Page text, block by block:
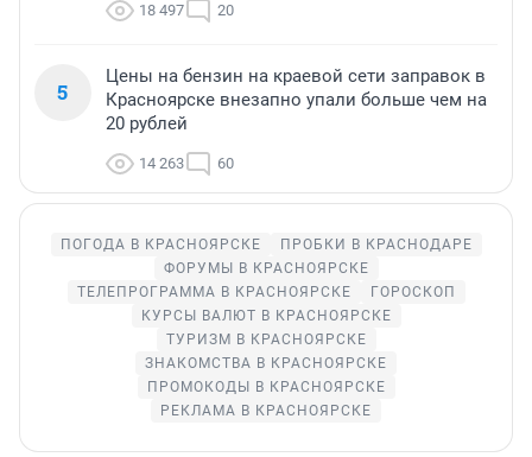
18 497 20
5
Цены на бензин на краевой сети заправок в
Красноярске внезапно упали больше чем на
20 рублей
14 263 60
ПОГОДА В КРАСНОЯРСКЕ
ПРОБКИ В КРАСНОДАРЕ
ФОРУМЫ В КРАСНОЯРСКЕ
ТЕЛЕПРОГРАММА В КРАСНОЯРСКЕ
ГОРОСКОП
КУРСЫ ВАЛЮТ В КРАСНОЯРСКЕ
ТУРИЗМ В КРАСНОЯРСКЕ
ЗНАКОМСТВА В КРАСНОЯРСКЕ
ПРОМОКОДЫ В КРАСНОЯРСКЕ
РЕКЛАМА В КРАСНОЯРСКЕ